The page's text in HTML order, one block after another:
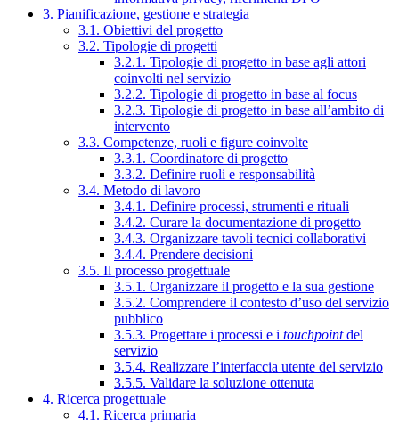
3. Pianificazione, gestione e strategia
3.1. Obiettivi del progetto
3.2. Tipologie di progetti
3.2.1. Tipologie di progetto in base agli attori
coinvolti nel servizio
3.2.2. Tipologie di progetto in base al focus
3.2.3. Tipologie di progetto in base all’ambito di
intervento
3.3. Competenze, ruoli e figure coinvolte
3.3.1. Coordinatore di progetto
3.3.2. Definire ruoli e responsabilità
3.4. Metodo di lavoro
3.4.1. Definire processi, strumenti e rituali
3.4.2. Curare la documentazione di progetto
3.4.3. Organizzare tavoli tecnici collaborativi
3.4.4. Prendere decisioni
3.5. Il processo progettuale
3.5.1. Organizzare il progetto e la sua gestione
3.5.2. Comprendere il contesto d’uso del servizio
pubblico
3.5.3. Progettare i processi e i touchpointdel
servizio
3.5.4. Realizzare l’interfaccia utente del servizio
3.5.5. Validare la soluzione ottenuta
4. Ricerca progettuale
4.1. Ricerca primaria